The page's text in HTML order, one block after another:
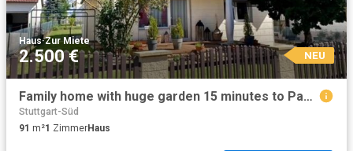
Haus·Zur Miete
2.500 € NEU
Family home with huge garden 15 minutes to Panzer
Stuttgart-Süd
91 m²1 ZimmerHaus